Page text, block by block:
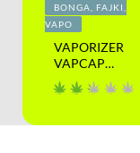
BONGA, FAJKI,
VAPO
VAPORIZER
VAPCAP
DYNAVAP